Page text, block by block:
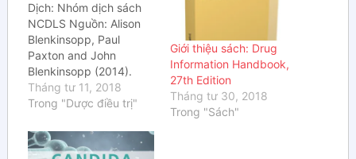
Dịch: Nhóm dịch sách
NCDLS Nguồn: Alison
Blenkinsopp, Paul
Paxton and John
Blenkinsopp (2014).
Symptoms in the
Pharmacy – A Guide to
common illnesses 7th
Mọc răng có thể bắt
Tháng tư 11, 2018
Trong "Dược điều trị"
Giới thiệu sách: Drug
Information Handbook,
27th Edition
Tháng tư 30, 2018
Trong "Sách"